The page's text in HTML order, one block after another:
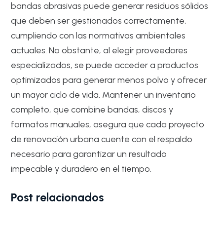
bandas abrasivas puede generar residuos sólidos
que deben ser gestionados correctamente,
cumpliendo con las normativas ambientales
actuales. No obstante, al elegir proveedores
especializados, se puede acceder a productos
optimizados para generar menos polvo y ofrecer
un mayor ciclo de vida. Mantener un inventario
completo, que combine bandas, discos y
formatos manuales, asegura que cada proyecto
de renovación urbana cuente con el respaldo
necesario para garantizar un resultado
impecable y duradero en el tiempo.
Post relacionados